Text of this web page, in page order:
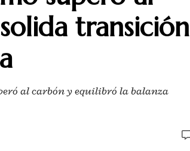
transición
al carbón y equilibró la balanza